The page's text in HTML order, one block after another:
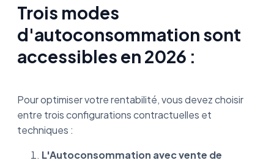
Trois modes
d'autoconsommation sont
accessibles en 2026 :
Pour optimiser votre rentabilité, vous devez choisir
entre trois configurations contractuelles et
techniques :
L'Autoconsommation avec vente de